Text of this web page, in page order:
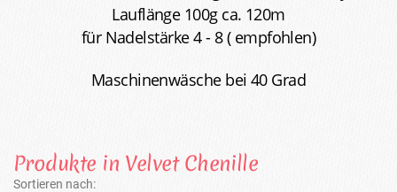
Lauflänge 100g ca. 120m
für Nadelstärke 4 - 8 ( empfohlen)
Maschinenwäsche bei 40 Grad
Produkte in Velvet Chenille
Sortieren nach: